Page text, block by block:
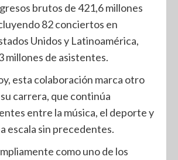
brutos de 421,6 millones
82 conciertos en
Unidos y Latinoamérica,
millones de asistentes.
esta colaboración marca otro
carrera, que continúa
entre la música, el deporte y
escala sin precedentes.
como uno de los